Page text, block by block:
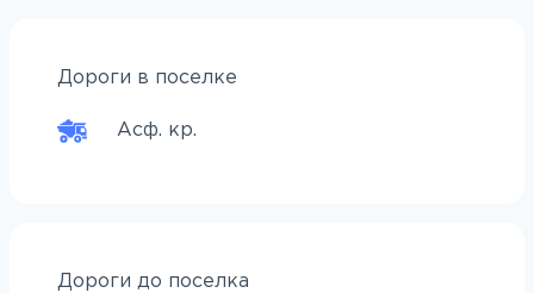
Дороги в поселке
Асф. кр.
Дороги до поселка